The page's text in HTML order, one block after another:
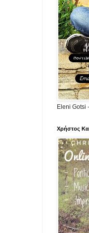
Eleni Gotsi
Χρήστος